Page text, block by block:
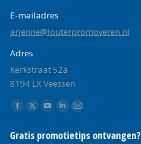
E-mailadres
arjenne@louterpromoveren.nl
Adres
Kerkstraat 52a
8194 LX Veessen
Vind ons op:
Facebook
opens
X
opens
YouTube
opens
Linkedin
opens
Mail
opens
Gratis promotietips ontvangen?